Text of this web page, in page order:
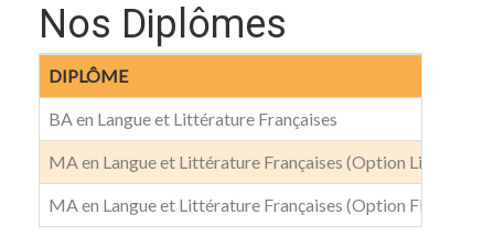
Nos Diplômes
DIPLÔME
BA en Langue et Littérature Françaises
MA en Langue et Littérature Françaises (Option
MA en Langue et Littérature Françaises (Option FLE/S)